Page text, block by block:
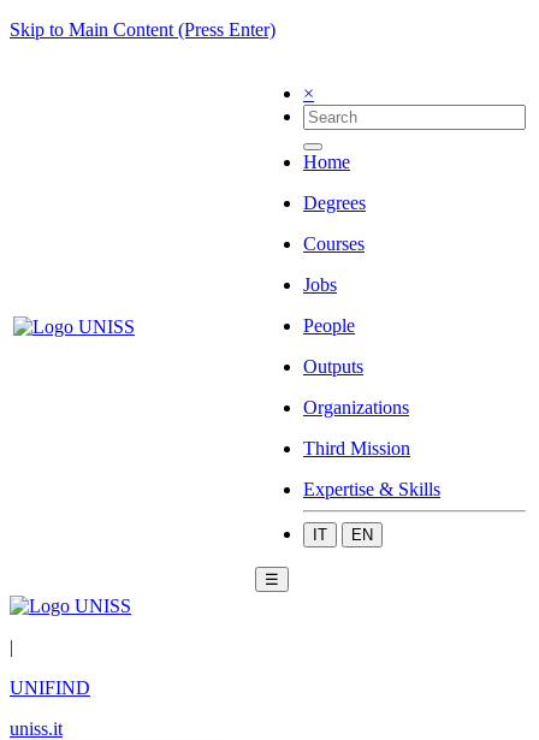
Skip to Main Content (Press Enter)
×
Home
Degrees
Courses
Jobs
People
Outputs
Organizations
Third Mission
Expertise & Skills
IT EN
☰
|
UNIFIND
uniss.it